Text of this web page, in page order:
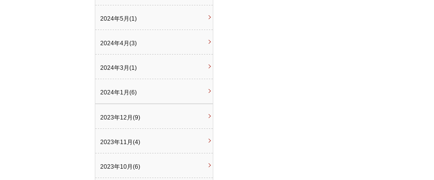
2024年5月(1)
2024年4月(3)
2024年3月(1)
2024年1月(6)
2023年12月(9)
2023年11月(4)
2023年10月(6)